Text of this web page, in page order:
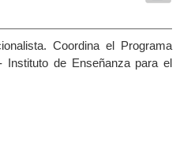
Coordina el Programa
Instituto de Enseñanza para el